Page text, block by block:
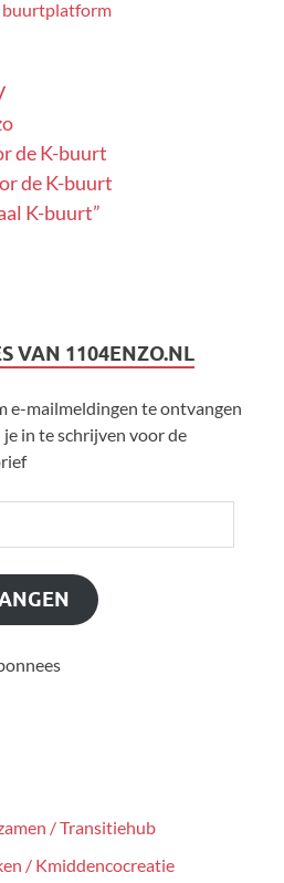
buurtplatform
de K-buurt
de K-buurt
K-buurt”
VAN 1104ENZO.NL
e-mailmeldingen te ontvangen
in te schrijven voor de
/ Transitiehub
/ Kmiddencocreatie